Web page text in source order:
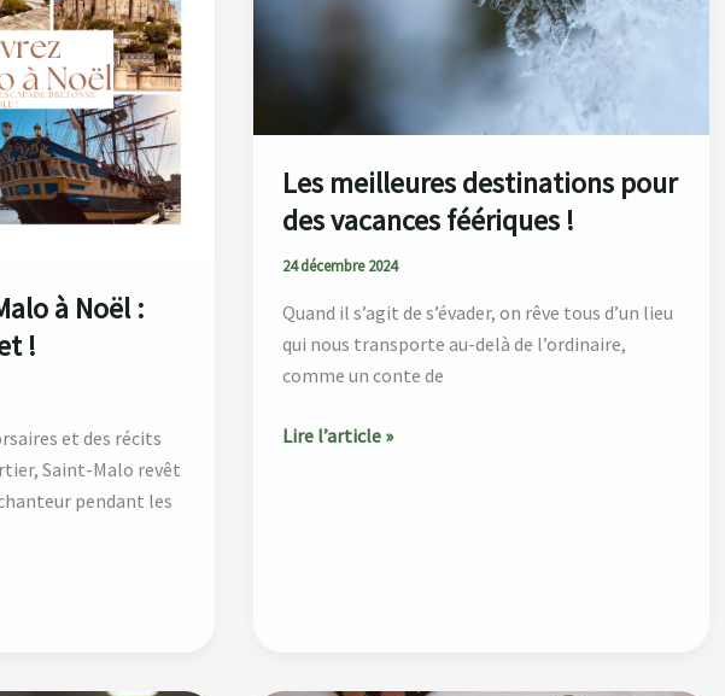
à Noël :
!
et des récits
Saint-Malo revêt
pendant les
Les meilleures destinations pour
des vacances féériques !
24 décembre 2024
Quand il s’agit de s’évader, on rêve tous d’un lieu
qui nous transporte au-delà de l’ordinaire,
comme un conte de
vacances
Lire l’article »